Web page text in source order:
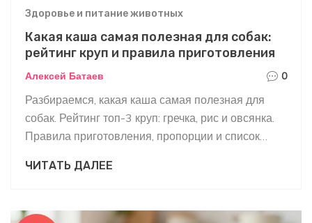
Здоровье и питание животных
Какая каша самая полезная для собак:
рейтинг круп и правила приготовления
Алексей Батаев 0
Разбираемся, какая каша самая полезная для
собак. Рейтинг топ-3 круп: гречка, рис и овсянка.
Правила приготовления, пропорции и список
питомца.
ЧИТАТЬ ДАЛЕЕ